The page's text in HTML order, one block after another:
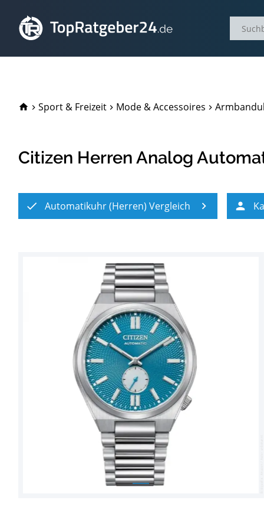
TopRatgeber24.de
Sport & Freizeit Mode & Accessoires
Citizen Herren Analog
Automatikuhr (Herren) Vergleich